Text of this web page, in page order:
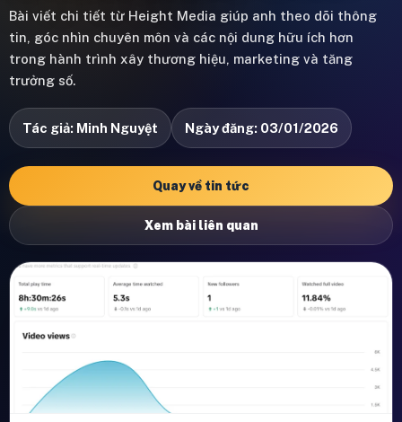
Bài viết chi tiết từ Height Media giúp anh theo dõi thông
tin, góc nhìn chuyên môn và các nội dung hữu ích hơn
trong hành trình xây thương hiệu, marketing và tăng
trưởng số.
Tác giả: Minh Nguyệt Ngày đăng: 03/01/2026
Quay về tin tức
Xem bài liên quan